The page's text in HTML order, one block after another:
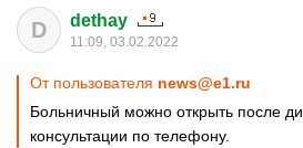
D dethay
11:09, 03.02.2022
От пользователя news@e1.ru
Больничный можно открыть после
консультации по телефону.